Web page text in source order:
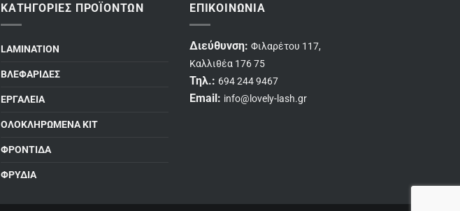
ΚΑΤΗΓΟΡΊΕΣ ΠΡΟΪΌΝΤΩΝ
LAMINATION
ΒΛΕΦΑΡΙΔΕΣ
ΕΡΓΑΛΕΙΑ
ΟΛΟΚΛΗΡΩΜΕΝΑ ΚΙΤ
ΦΡΟΝΤΙΔΑ
ΦΡΥΔΙΑ
ΕΠΙΚΟΙΝΩΝΊΑ
Διεύθυνση: Φιλαρέτου 117,
Καλλιθέα 176 75
Τηλ.: 694 244 9467
Email: info@lovely-lash.gr